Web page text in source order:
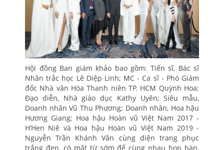
Hội đồng Ban giám khảo bao gồm: Tiến sĩ, Bác sĩ
Nhân trắc học Lê Diệp Linh; MC - Ca sĩ - Phó Giám
đốc Nhà văn Hóa Thanh niên TP. HCM Quỳnh Hoa;
Đạo diễn, Nhà giáo dục Kathy Uyên; Siêu mẫu,
Doanh nhân Vũ Thu Phương; Doanh nhân, Hoa hậu
Hương Giang; Hoa hậu Hoàn vũ Việt Nam 2017 -
H’Hen Niê và Hoa hậu Hoàn vũ Việt Nam 2019 -
Nguyễn Trần Khánh Vân cùng diện trang phục
trắng đen, có mặt từ sớm để cùng nhau họp bàn,